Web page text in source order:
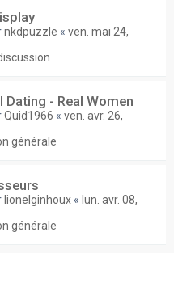
nkdpuzzle « ven. mai 24,
Dating - Real Women
Quid1966 « ven. avr. 26,
générale
lionelginhoux « lun. avr. 08,
générale